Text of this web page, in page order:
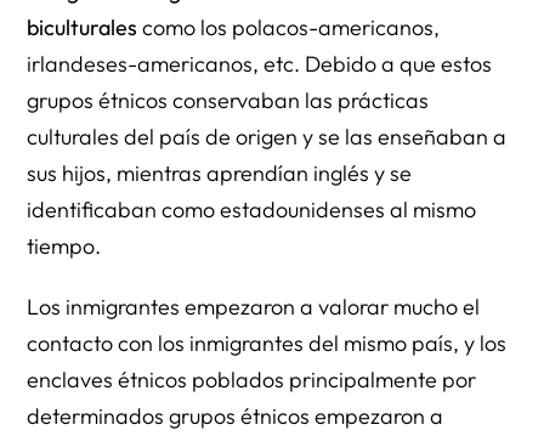
biculturales como los polacos-americanos,
irlandeses-americanos, etc. Debido a que estos
grupos étnicos conservaban las prácticas
culturales del país de origen y se las enseñaban a
sus hijos, mientras aprendían inglés y se
identificaban como estadounidenses al mismo
tiempo.
Los inmigrantes empezaron a valorar mucho el
contacto con los inmigrantes del mismo país, y los
enclaves étnicos poblados principalmente por
determinados grupos étnicos empezaron a